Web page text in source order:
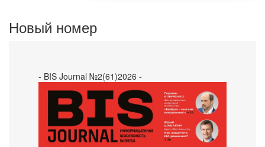
Новый номер
- BIS Journal №2(61)2026 -